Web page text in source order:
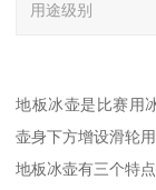
用途级别
地板冰壶是比赛用
壶身下方增设滑轮
地板冰壶有三个特点